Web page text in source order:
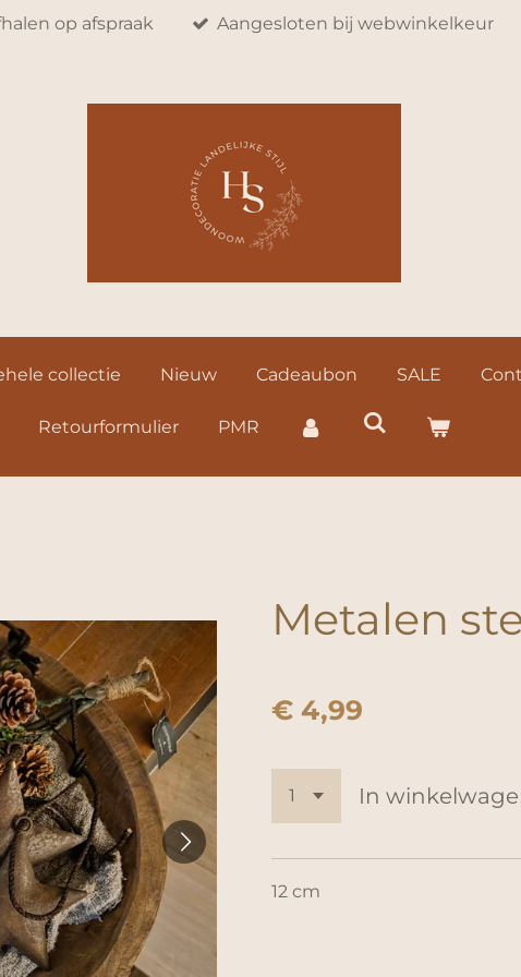
op afspraak Aangesloten bij webwinkelkeur
collectie Nieuw Cadeaubon SALE
Retourformulier PMR
Metalen
€ 4,99
In
12 cm